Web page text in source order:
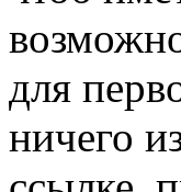
для
ничего